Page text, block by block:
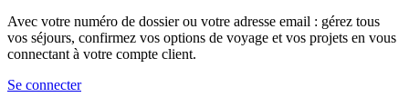
Avec votre numéro de dossier ou votre adresse email : gérez tous
vos séjours, confirmez vos options de voyage et vos projets en vous
connectant à votre compte client.
Se connecter